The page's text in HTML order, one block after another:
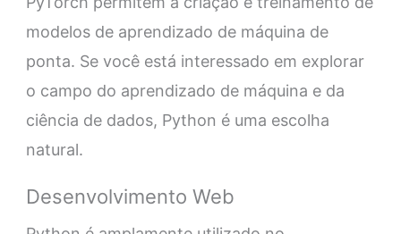
modelos de aprendizado de máquina de
ponta. Se você está interessado em explorar
o campo do aprendizado de máquina e da
ciência de dados, Python é uma escolha
natural.
Desenvolvimento Web